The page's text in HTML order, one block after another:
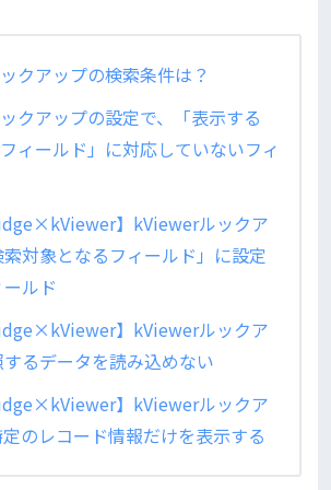
クアップの検索条件は？
クアップの設定で、「表示する
ィールド」に対応していないフィ
】kViewerルックア
索対象となるフィールド」に設定
ルド
】kViewerルックア
するデータを読み込めない
】kViewerルックア
のレコード情報だけを表示する